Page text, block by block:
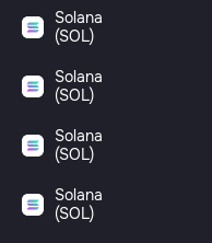
Solana
(SOL)
Solana
(SOL)
Solana
(SOL)
Solana
(SOL)